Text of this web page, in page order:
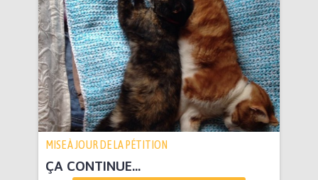
MISE À JOUR DE LA PÉTITION
ÇA CONTINUE...